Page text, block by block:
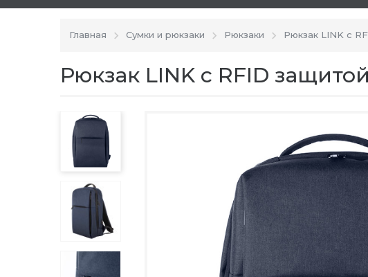
Главная Сумки и рюкзаки Рюкзаки Рюкзак LINK c
Рюкзак LINK c RFID защитой